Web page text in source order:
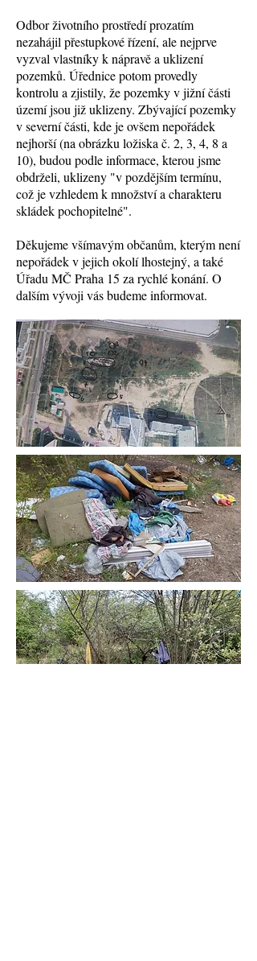
Odbor životního prostředí prozatím
nezahájil přestupkové řízení, ale nejprve
vyzval vlastníky k nápravě a uklizení
pozemků. Úřednice potom provedly
kontrolu a zjistily, že pozemky v jižní části
území jsou již uklizeny. Zbývající pozemky
v severní části, kde je ovšem nepořádek
nejhorší (na obrázku ložiska č. 2, 3, 4, 8 a
10), budou podle informace, kterou jsme
obdrželi, uklizeny "v pozdějším termínu,
což je vzhledem k množství a charakteru
skládek pochopitelné".
Děkujeme všímavým občanům, kterým není
nepořádek v jejich okolí lhostejný, a také
Úřadu MČ Praha 15 za rychlé konání. O
dalším vývoji vás budeme informovat.